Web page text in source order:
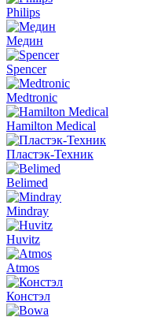
Philips
Медин
Spencer
Medtronic
Hamilton Medical
Пластэк-Техник
Belimed
Mindray
Huvitz
Atmos
Констэл